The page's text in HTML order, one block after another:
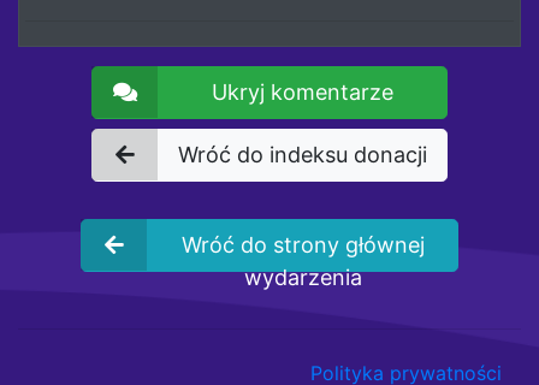
Ukryj komentarze
Wróć do indeksu donacji
Wróć do strony głównej
wydarzenia
Polityka prywatności